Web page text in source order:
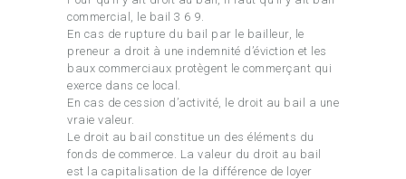
commercial, le bail 3 6 9.
En cas de rupture du bail par le bailleur, le
preneur a droit à une indemnité d’éviction et les
baux commerciaux protègent le commerçant qui
exerce dans ce local.
En cas de cession d’activité, le droit au bail a une
vraie valeur.
Le droit au bail constitue un des éléments du
fonds de commerce. La valeur du droit au bail
est la capitalisation de la différence de loyer